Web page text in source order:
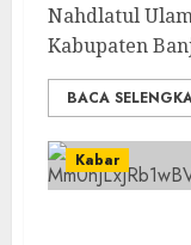
Nahdlatul
Kabupaten
BACA
Kabar
Lakukan